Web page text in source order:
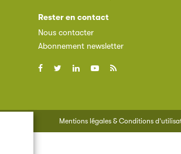
Rester en contact
Nous contacter
Abonnement newsletter
Mentions légales & Conditions